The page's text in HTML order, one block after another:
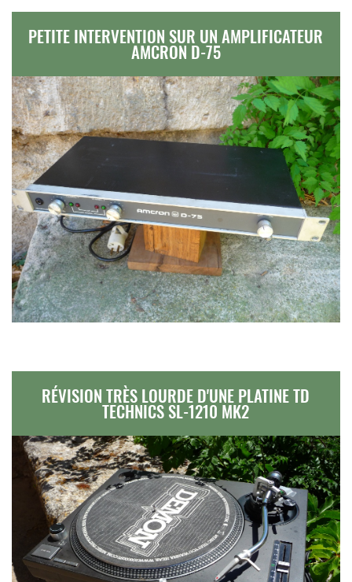
PETITE INTERVENTION SUR UN AMPLIFICATEUR
AMCRON D-75
RÉVISION TRÈS LOURDE D'UNE PLATINE TD
TECHNICS SL-1210 MK2